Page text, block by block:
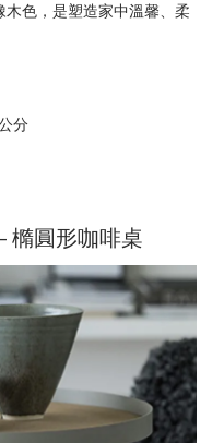
色，是塑造家中溫馨、柔
分
圓形咖啡桌